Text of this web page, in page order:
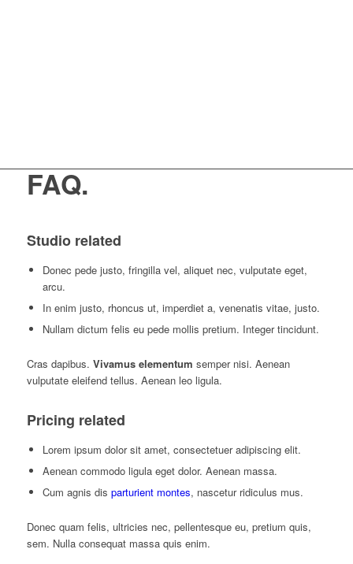
FAQ.
Studio related
Donec pede justo, fringilla vel, aliquet nec, vulputate eget,
arcu.
In enim justo, rhoncus ut, imperdiet a, venenatis vitae, justo.
Nullam dictum felis eu pede mollis pretium. Integer tincidunt.
Cras dapibus. Vivamus elementum semper nisi. Aenean
vulputate eleifend tellus. Aenean leo ligula.
Pricing related
Lorem ipsum dolor sit amet, consectetuer adipiscing elit.
Aenean commodo ligula eget dolor. Aenean massa.
Cum agnis dis parturient montes, nascetur ridiculus mus.
Donec quam felis, ultricies nec, pellentesque eu, pretium quis,
sem. Nulla consequat massa quis enim.